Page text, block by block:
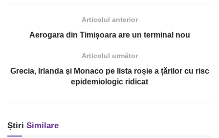
Articolul anterior
Aerogara din Timișoara are un terminal nou
Articolul următor
Grecia, Irlanda şi Monaco pe lista roșie a țărilor cu risc
epidemiologic ridicat
Știri Similare